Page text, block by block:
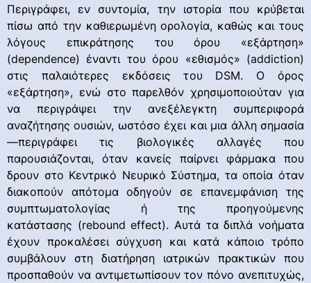
Περιγράφει, εν συντομία, την ιστορία που κρύβεται
πίσω από την καθιερωμένη ορολογία, καθώς και τους
λόγους επικράτησης του όρου «εξάρτηση»
(dependence) έναντι του όρου «εθισμός» (addiction)
στις παλαιότερες εκδόσεις του DSM. Ο όρος
«εξάρτηση», ενώ στο παρελθόν χρησιμοποιούταν για
να περιγράψει την ανεξέλεγκτη συμπεριφορά
αναζήτησης ουσιών, ωστόσο έχει και μια άλλη σημασία
—περιγράφει τις βιολογικές αλλαγές που
παρουσιάζονται, όταν κανείς παίρνει φάρμακα που
δρουν στο Κεντρικό Νευρικό Σύστημα, τα οποία όταν
διακοπούν απότομα οδηγούν σε επανεμφάνιση της
συμπτωματολογίας ή της προηγούμενης
κατάστασης (rebound effect). Αυτά τα διπλά νοήματα
έχουν προκαλέσει σύγχυση και κατά κάποιο τρόπο
συμβάλουν στη διατήρηση ιατρικών πρακτικών που
προσπαθούν να αντιμετωπίσουν τον πόνο ανεπιτυχώς,